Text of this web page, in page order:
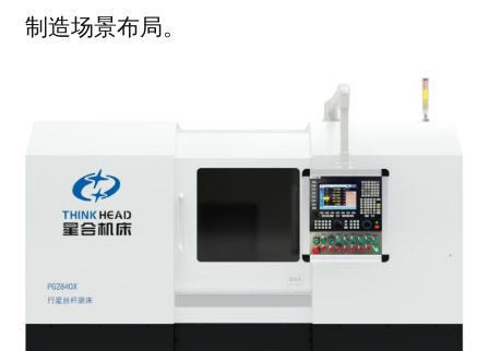
制造场景布局。